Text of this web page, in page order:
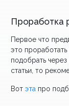
Проработка
Первое что
это
подобрать
статьи, то
Вотэта про